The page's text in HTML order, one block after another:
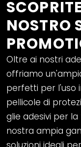
NOSTRO
Oltre ai nostri
offriamo
perfetti per l'uso
pellicole di
glie adesivi per
nostra ampia